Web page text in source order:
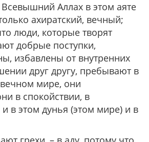
Аллах в этом аяте
ахиратский, вечный;
люди, которые творят
добрые поступки,
избавлены от внутренних
друг другу, пребывают в
мире, они
в спокойствии, в
в этом дунья (этом мире) и в